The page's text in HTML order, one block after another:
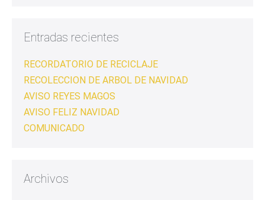
Entradas recientes
RECORDATORIO DE RECICLAJE
RECOLECCION DE ARBOL DE NAVIDAD
AVISO REYES MAGOS
AVISO FELIZ NAVIDAD
COMUNICADO
Archivos